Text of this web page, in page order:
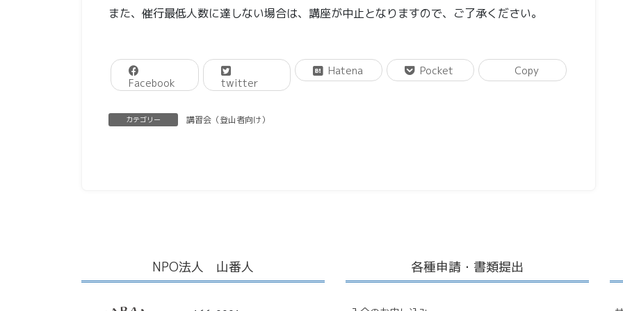
また、催行最低人数に達しない場合は、講座が中止となりますので、ご了承ください。
Facebook twitter
Hatena Pocket Copy
カテゴリー 講習会（登山者向け）
NPO法人 山番人 各種申請・書類提出